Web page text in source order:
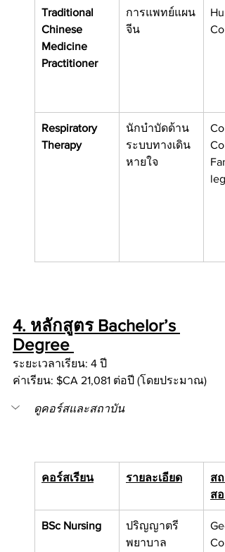
Traditional
Chinese
Medicine
Practitioner
การแพทย์แผน
จีน
Respiratory
Therapy
นักบำบัดด้าน
ระบบทางเดิน
หายใจ
4. หลักสูตร Bachelor’s
Degree
ระยะเวลาเรียน: 4 ปี
ค่าเรียน: $CA 21,081 ต่อปี (โดยประมาณ)
ดูคอร์สและสถาบัน
คอร์สเรียน รายละเอียด
สถ
สอ
BSc Nursing
ปริญญาตรี
พยาบาล